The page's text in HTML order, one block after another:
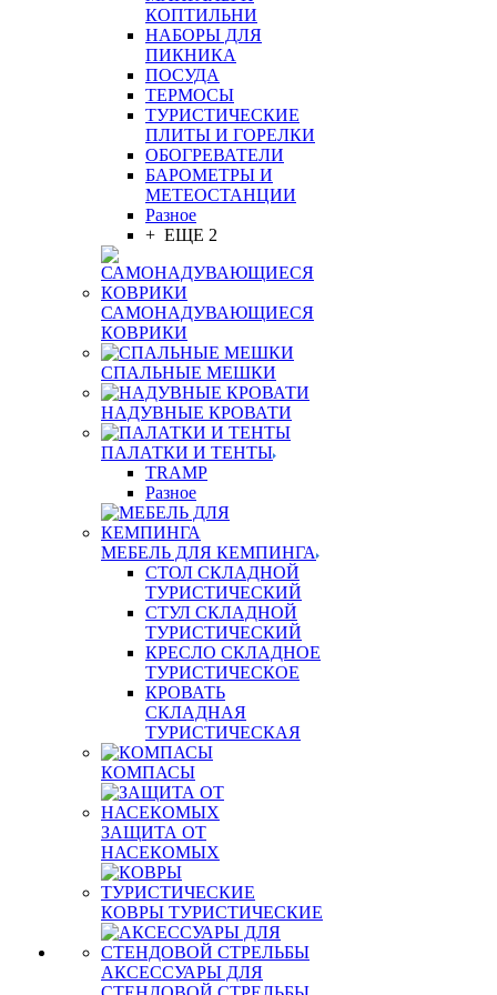
КОПТИЛЬНИ
НАБОРЫ ДЛЯ
ПИКНИКА
ПОСУДА
ТЕРМОСЫ
ТУРИСТИЧЕСКИЕ
ПЛИТЫ И ГОРЕЛКИ
ОБОГРЕВАТЕЛИ
БАРОМЕТРЫ И
МЕТЕОСТАНЦИИ
Разное
+ ЕЩЕ 2
САМОНАДУВАЮЩИЕСЯ
КОВРИКИ
СПАЛЬНЫЕ МЕШКИ
НАДУВНЫЕ КРОВАТИ
ПАЛАТКИ И ТЕНТЫ
TRAMP
Разное
МЕБЕЛЬ ДЛЯ КЕМПИНГА
СТОЛ СКЛАДНОЙ
ТУРИСТИЧЕСКИЙ
СТУЛ СКЛАДНОЙ
ТУРИСТИЧЕСКИЙ
КРЕСЛО СКЛАДНОЕ
ТУРИСТИЧЕСКОЕ
КРОВАТЬ
СКЛАДНАЯ
ТУРИСТИЧЕСКАЯ
КОМПАСЫ
ЗАЩИТА ОТ
НАСЕКОМЫХ
КОВРЫ ТУРИСТИЧЕСКИЕ
АКСЕССУАРЫ ДЛЯ